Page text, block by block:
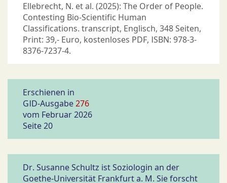
Ellebrecht, N. et al. (2025): The Order of People.
Contesting Bio-Scientific Human
Classifications. transcript, Englisch, 348 Seiten,
Print: 39,- Euro, kostenloses PDF, ISBN: 978-3-
8376-7237-4.
Erschienen in
GID-Ausgabe276
vom Februar 2026
Seite 20
Dr. Susanne Schultz ist Soziologin an der
Goethe-Universität Frankfurt a. M. Sie forscht